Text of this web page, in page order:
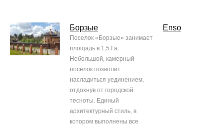
Борзые
Поселок «Борзые» занимает
площадь в 1,5 Га.
Небольшой, камерный
поселок позволит
насладиться уединением,
отдохнув от городской
тесноты. Единый
архитектурный стиль, в
котором выполнены все
Enso